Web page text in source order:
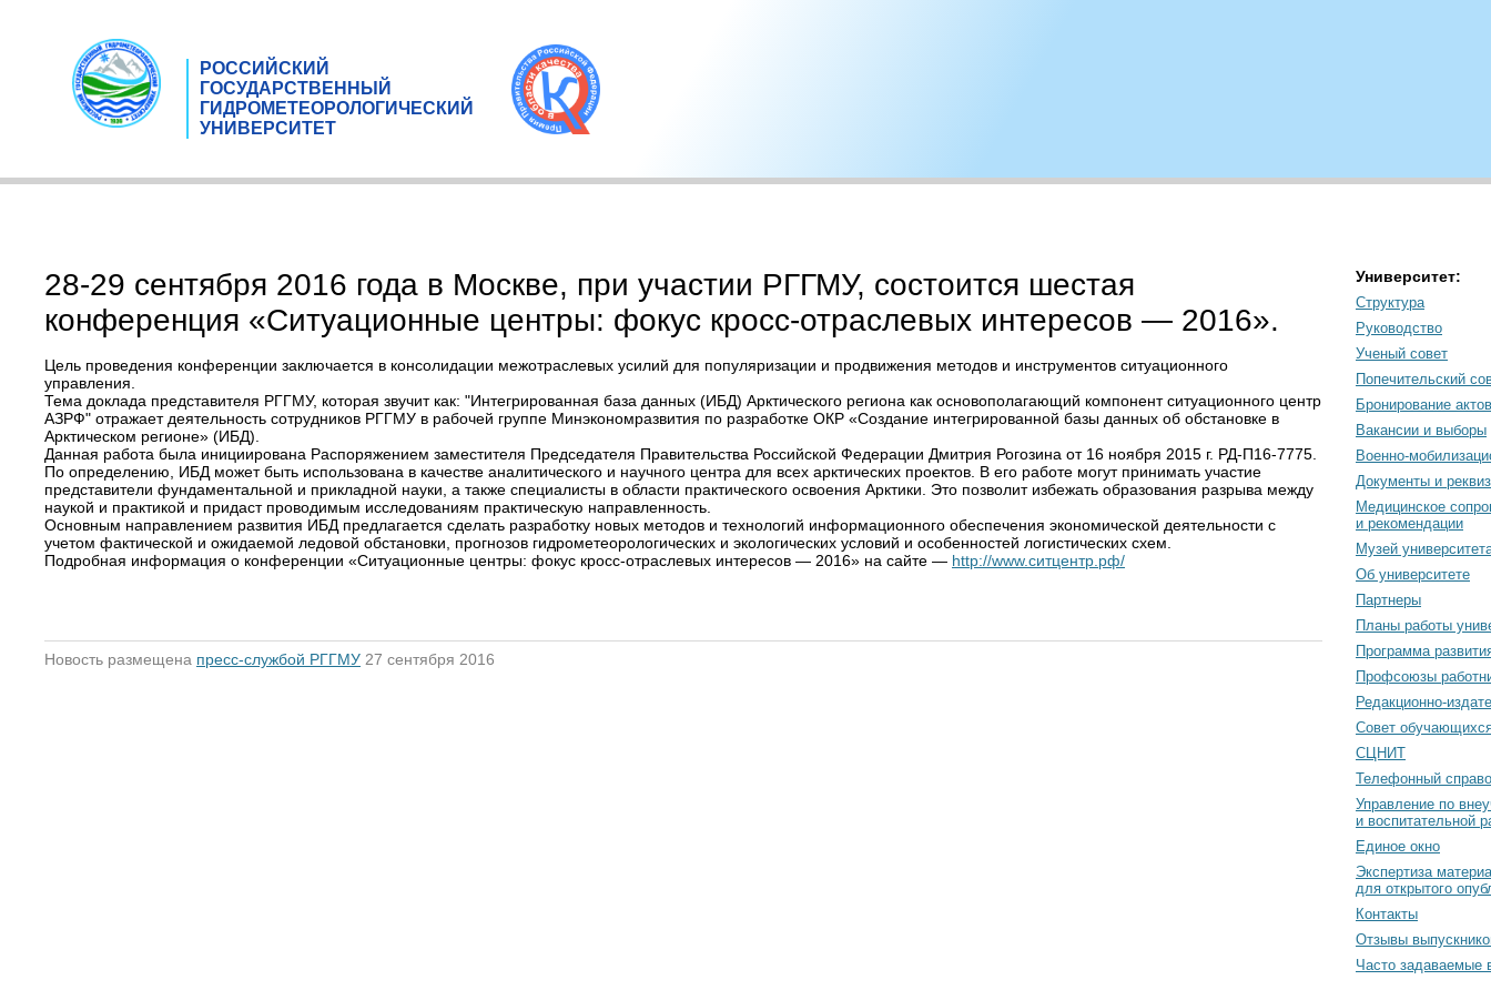
РОССИЙСКИЙ
ГОСУДАРСТВЕННЫЙ
ГИДРОМЕТЕОРОЛОГИЧЕСКИЙ
УНИВЕРСИТЕТ
28-29 сентября 2016 года в Москве, при участии РГГМУ, состоится шестая
конференция «Ситуационные центры: фокус кросс-отраслевых интересов — 2016».
Цель проведения конференции заключается в консолидации межотраслевых усилий для популяризации и продвижения методов и инструментов ситуационного
управления.
Тема доклада представителя РГГМУ, которая звучит как: "Интегрированная база данных (ИБД) Арктического региона как основополагающий компонент ситуационного центр
АЗРФ" отражает деятельность сотрудников РГГМУ в рабочей группе Минэкономразвития по разработке ОКР «Создание интегрированной базы данных об обстановке в
Арктическом регионе» (ИБД).
Данная работа была инициирована Распоряжением заместителя Председателя Правительства Российской Федерации Дмитрия Рогозина от 16 ноября 2015 г. РД-П16-7775.
По определению, ИБД может быть использована в качестве аналитического и научного центра для всех арктических проектов. В его работе могут принимать участие
представители фундаментальной и прикладной науки, а также специалисты в области практического освоения Арктики. Это позволит избежать образования разрыва между
наукой и практикой и придаст проводимым исследованиям практическую направленность.
Основным направлением развития ИБД предлагается сделать разработку новых методов и технологий информационного обеспечения экономической деятельности с
учетом фактической и ожидаемой ледовой обстановки, прогнозов гидрометеорологических и экологических условий и особенностей логистических схем.
Подробная информация о конференции «Ситуационные центры: фокус кросс-отраслевых интересов — 2016» на сайте — http://www.ситцентр.рф/
Новость размещена пресс-службой РГГМУ 27 сентября 2016
Университет:
Структура
Руководство
Ученый совет
Попечительский
Бронирование
Вакансии и выборы
Военно-
Документы и
Медицинское
и рекомендации
Музей
Об университете
Партнеры
Планы работы
Программа
Профсоюзы
Редакционно-
Cовет
СЦНИТ
Телефонный
Управление по
и воспитательной
Единое окно
Экспертиза
для открытого
Контакты
Отзывы
Часто задаваемые